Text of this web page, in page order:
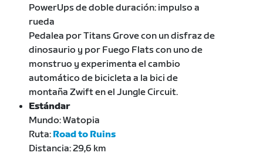
PowerUps de doble duración: impulso a
rueda
Pedalea por Titans Grove con un disfraz de
dinosaurio y por Fuego Flats con uno de
monstruo y experimenta el cambio
automático de bicicleta a la bici de
montaña Zwift en el Jungle Circuit.
Estándar
Mundo: Watopia
Ruta: Road to Ruins
Distancia: 29,6 km